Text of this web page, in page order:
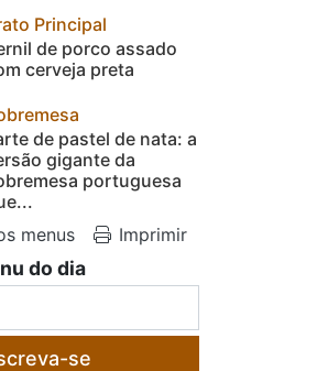
Principal
de porco assado
cerveja preta
de pastel de nata: a
gigante da
portuguesa
menus
Imprimir
do dia
se